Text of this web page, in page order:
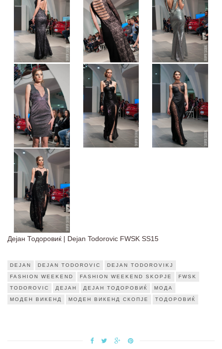
Дејан Тодоровиќ | Dejan Todorovic FWSK SS15
DEJAN DEJAN TODOROVIC DEJAN TODOROVIKJ
FASHION WEEKEND FASHION WEEKEND SKOPJE FWSK
TODOROVIC ДЕЈАН ДЕЈАН ТОДОРОВИЌ МОДА
МОДЕН ВИКЕНД МОДЕН ВИКЕНД СКОПЈЕ ТОДОРОВИЌ